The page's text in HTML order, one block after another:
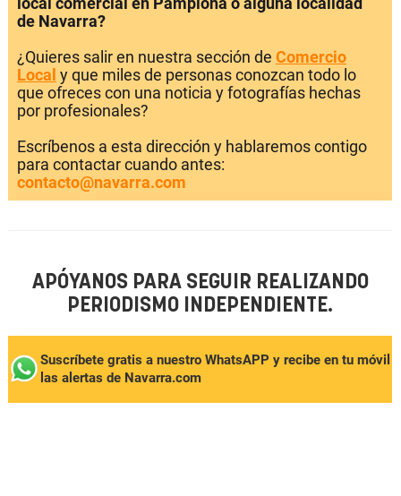
de Navarra?
¿Quieres salir en nuestra sección de Comercio
Local y que miles de personas conozcan todo lo
que ofreces con una noticia y fotografías hechas
por profesionales?
Escríbenos a esta dirección y hablaremos contigo
para contactar cuando antes:
contacto@navarra.com
APÓYANOS PARA SEGUIR REALIZANDO
PERIODISMO INDEPENDIENTE.
Suscríbete gratis a nuestro WhatsAPP y recibe en tu móvil
las alertas de Navarra.com